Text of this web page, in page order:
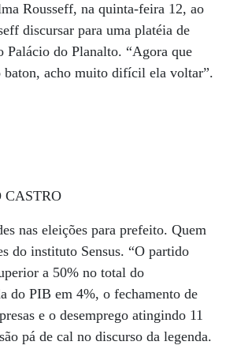
Rousseff, na quinta-feira 12, ao
discursar para uma platéia de
Palácio do Planalto. “Agora que
baton, acho muito difícil ela voltar”.
CASTRO
nas eleições para prefeito. Quem
do instituto Sensus. “O partido
a 50% no total do
do PIB em 4%, o fechamento de
e o desemprego atingindo 11
pá de cal no discurso da legenda.